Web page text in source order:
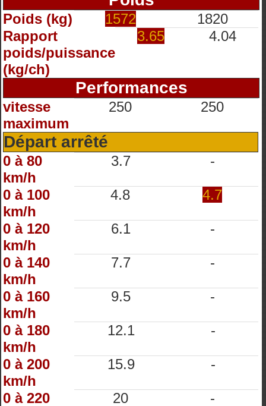
Poids (kg) 1572
1820
Rapport
poids/puissance
(kg/ch)
3.65 4.04
Performances
vitesse
maximum
250 250
Départ arrêté
0 à 80
km/h
3.7 -
0 à 100
km/h
4.8 4.7
0 à 120
km/h
6.1 -
0 à 140
km/h
7.7 -
0 à 160
km/h
9.5 -
0 à 180
km/h
12.1 -
0 à 200
km/h
15.9 -
0 à 220
20 -